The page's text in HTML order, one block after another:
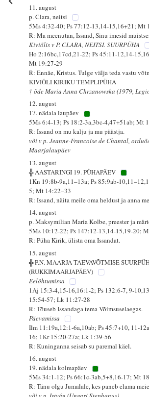
11. august
p. Clara, neitsi
5Ms 4:32-40; Ps 77:12-13,14-15,16+21; Mt
R: Ma meenutan, Issand, Sinu imesid
Kiviõlis v P. CLARA, NEITSI. SUURPÜHA
Ho 2:16bc,17cd,21-22; Ps 45:11-12,14-
Mt 19:27-29
R: Ennäe, Kristus. Tulge välja teda vastu
KIVIÕLI KIRIKU TEMPLIPÜHA
† õde Maria Anna Chrzanowska (1979,
12. august
17. nädala laupäev
5Ms 6:4-13; Ps 18:2-3a,3bc-4,47+51ab; Mt
R: Issand on mu kalju ja mu päästja.
või v p. Jeanne-Francoise de Chantal,
Maarjalaupäev
13. august
╬ AASTARINGI 19. PÜHAPÄEV
1Kn 19:8b-9a,11–13a; Ps 85:9ab-
5; Mt 14:22–33
R: Issand, näita meile oma heldust ja anna
14. august
p. Maksymilian Maria Kolbe, preester ja
5Ms 10:12-22; Ps 147:12-13,14-15,19-20;
R: Püha Kirik, ülista oma Issandat.
15. august
╬ P.N. MAARJA TAEVAVÕTMISE
(RUKKIMAARJAPÄEV)
Eelõhtumissa
1Aj 15:3-4,15-16,16:1-2; Ps 132:6-7, 9-
15:54-57; Lk 11:27-28
R: Tõuseb Issandaga tema Võimsuselaegas.
Päevamissa
Ilm 11:19a,12:1-6a,10ab; Ps 45:7+10, 11-
16; 1Kr 15:20-27a; Lk 1:39-56
R: Kuninganna seisab su paremal käel.
16. august
19. nädala kolmapäev
5Ms 34:1-12; Ps 66:1c-3ab,5+8,16-17; Mt
R: Tänu olgu Jumalale, kes paneb elama